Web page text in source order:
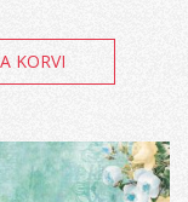
KORVI